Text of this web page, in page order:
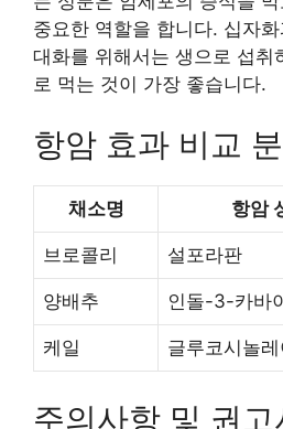
중요한 역할을 합니다. 십자
대화를 위해서는 생으로 섭취
로 먹는 것이 가장 좋습니다.
항암 효과 비교
채소명 항암
브로콜리 설포라판
양배추 인돌-3-카바
케일 글루코시놀
주의사항 및 권고